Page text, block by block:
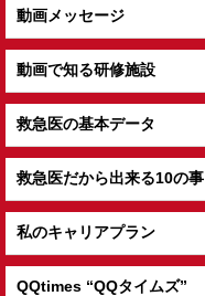
動画メッセージ
動画で知る研修施設
救急医の基本データ
救急医だから出来る10の事
私のキャリアプラン
QQtimes “QQタイムズ”